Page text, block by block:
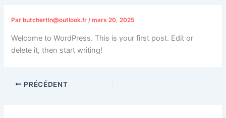
Par butchertln@outlook.fr/mars 20, 2025
Welcome to WordPress. This is your first post. Edit or
delete it, then start writing!
PRÉCÉDENT